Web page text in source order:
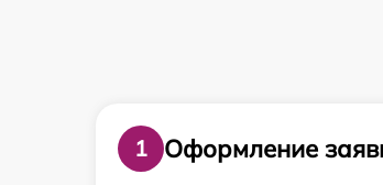
1
Оформление